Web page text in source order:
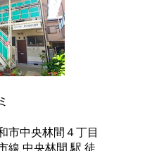
市中央林間４丁目
中央林間 駅 徒